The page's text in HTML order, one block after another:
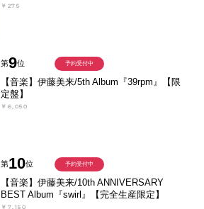
￥275
第9位
【音楽】伊藤美来/5th Album『39rpm』【限
定盤】
￥6,050
予約受付中
第10位
【音楽】伊藤美来/10th ANNIVERSARY
BEST Album『swirl』【完全生産限定】
￥7,150
予約受付中